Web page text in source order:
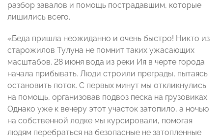
разбор завалов и помощь пострадавшим, которые
лишились всего.
«Беда пришла неожиданно и очень быстро! Никто из
старожилов Тулуна не помнит таких ужасающих
масштабов. 28 июня вода из реки Ия в черте города
начала прибывать. Люди строили преграды, пытаясь
остановить поток. С первых минут мы откликнулись
на помощь, организовав подвоз песка на грузовиках.
Однако уже к вечеру этот участок затопило, а ночью
на собственной лодке мы курсировали, помогая
людям перебраться на безопасные не затопленные